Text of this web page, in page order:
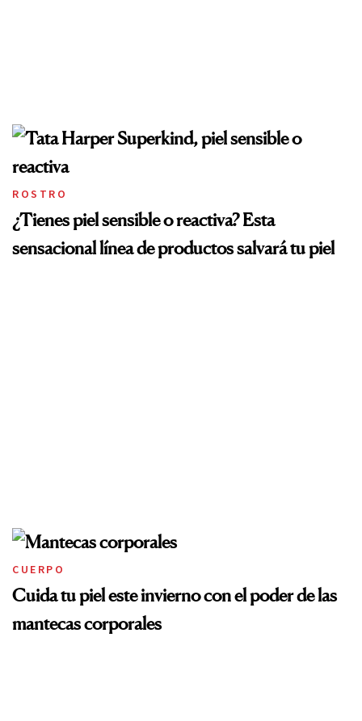
ROSTRO
¿Tienes piel sensible o reactiva? Esta
sensacional línea de productos salvará tu piel
CUERPO
Cuida tu piel este invierno con el poder de las
mantecas corporales